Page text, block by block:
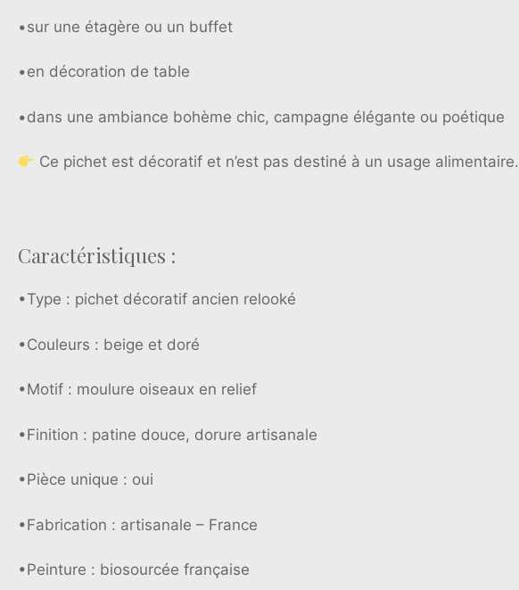
•sur une étagère ou un buffet
•en décoration de table
•dans une ambiance bohème chic, campagne élégante ou poétique
Ce pichet est décoratif et n’est pas destiné à un usage alimentaire.
Caractéristiques :
•Type : pichet décoratif ancien relooké
•Couleurs : beige et doré
•Motif : moulure oiseaux en relief
•Finition : patine douce, dorure artisanale
•Pièce unique : oui
•Fabrication : artisanale – France
•Peinture : biosourcée française